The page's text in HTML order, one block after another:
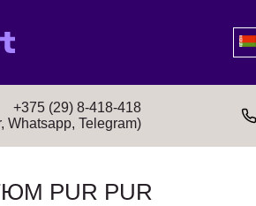
+375 (29) 8-418-418
Whatsapp, Telegram)
PUR PUR